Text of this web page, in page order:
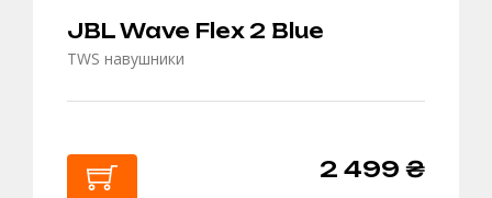
JBL Wave Flex 2 Blue
TWS навушники
2 499 ₴